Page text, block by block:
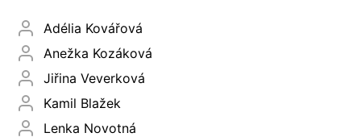
Adélia Kovářová
Anežka Kozáková
Jiřina Veverková
Kamil Blažek
Lenka Novotná